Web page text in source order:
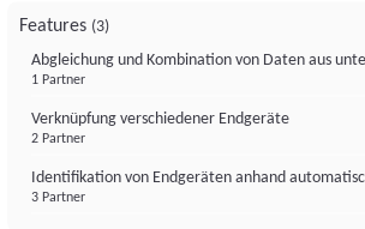
Features (3)
Abgleichung und Kombination von Daten aus
1 Partner
Verknüpfung verschiedener Endgeräte
2 Partner
Identifikation von Endgeräten anhand
3 Partner